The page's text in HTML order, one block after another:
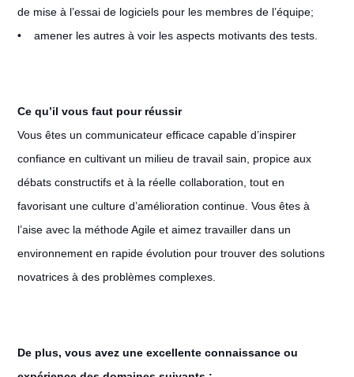
de mise à l’essai de logiciels pour les membres de l’équipe;
• amener les autres à voir les aspects motivants des tests.
Ce qu’il vous faut pour réussir
Vous êtes un communicateur efficace capable d’inspirer
confiance en cultivant un milieu de travail sain, propice aux
débats constructifs et à la réelle collaboration, tout en
favorisant une culture d’amélioration continue. Vous êtes à
l’aise avec la méthode Agile et aimez travailler dans un
environnement en rapide évolution pour trouver des solutions
novatrices à des problèmes complexes.
De plus, vous avez une excellente connaissance ou